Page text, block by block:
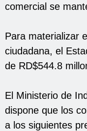
comercial se
Para materializar
ciudadana, el
de RD$544.8
El Ministerio de
dispone que los
a los siguientes